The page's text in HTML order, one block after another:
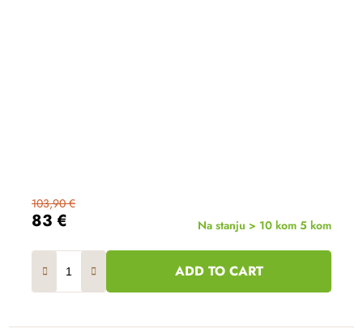
83 €
103,90 €
Na stanju > 10 kom 5 kom
ADD TO CART